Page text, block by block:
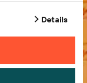
Details